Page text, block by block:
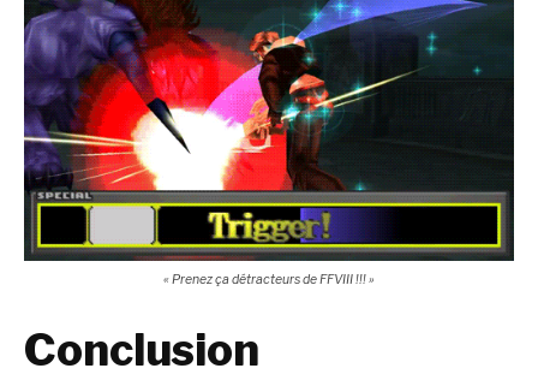
« Prenez ça détracteurs de FFVIII !!! »
Conclusion